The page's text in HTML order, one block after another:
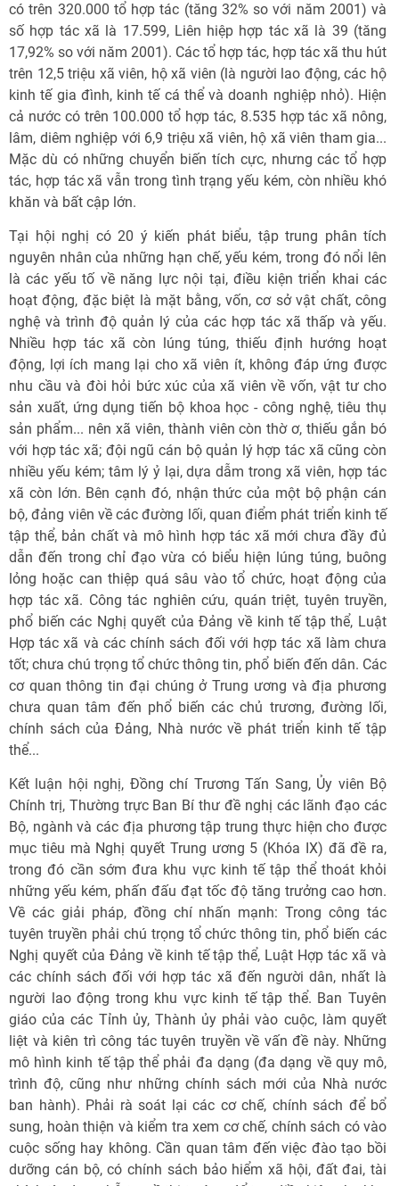
có trên 320.000 tổ hợp tác (tăng 32% so với năm 2001) và
số hợp tác xã là 17.599, Liên hiệp hợp tác xã là 39 (tăng
17,92% so với năm 2001). Các tổ hợp tác, hợp tác xã thu hút
trên 12,5 triệu xã viên, hộ xã viên (là người lao động, các hộ
kinh tế gia đình, kinh tế cá thể và doanh nghiệp nhỏ). Hiện
cả nước có trên 100.000 tổ hợp tác, 8.535 hợp tác xã nông,
lâm, diêm nghiệp với 6,9 triệu xã viên, hộ xã viên tham gia...
Mặc dù có những chuyển biến tích cực, nhưng các tổ hợp
tác, hợp tác xã vẫn trong tình trạng yếu kém, còn nhiều khó
khăn và bất cập lớn.
Tại hội nghị có 20 ý kiến phát biểu, tập trung phân tích
nguyên nhân của những hạn chế, yếu kém, trong đó nổi lên
là các yếu tố về năng lực nội tại, điều kiện triển khai các
hoạt động, đặc biệt là mặt bằng, vốn, cơ sở vật chất, công
nghệ và trình độ quản lý của các hợp tác xã thấp và yếu.
Nhiều hợp tác xã còn lúng túng, thiếu định hướng hoạt
động, lợi ích mang lại cho xã viên ít, không đáp ứng được
nhu cầu và đòi hỏi bức xúc của xã viên về vốn, vật tư cho
sản xuất, ứng dụng tiến bộ khoa học - công nghệ, tiêu thụ
sản phẩm... nên xã viên, thành viên còn thờ ơ, thiếu gắn bó
với hợp tác xã; đội ngũ cán bộ quản lý hợp tác xã cũng còn
nhiều yếu kém; tâm lý ỷ lại, dựa dẫm trong xã viên, hợp tác
xã còn lớn. Bên cạnh đó, nhận thức của một bộ phận cán
bộ, đảng viên về các đường lối, quan điểm phát triển kinh tế
tập thể, bản chất và mô hình hợp tác xã mới chưa đầy đủ
dẫn đến trong chỉ đạo vừa có biểu hiện lúng túng, buông
lỏng hoặc can thiệp quá sâu vào tổ chức, hoạt động của
hợp tác xã. Công tác nghiên cứu, quán triệt, tuyên truyền,
phổ biến các Nghị quyết của Đảng về kinh tế tập thể, Luật
Hợp tác xã và các chính sách đối với hợp tác xã làm chưa
tốt; chưa chú trọng tổ chức thông tin, phổ biến đến dân. Các
cơ quan thông tin đại chúng ở Trung ương và địa phương
chưa quan tâm đến phổ biến các chủ trương, đường lối,
chính sách của Đảng, Nhà nước về phát triển kinh tế tập
thể...
Kết luận hội nghị, Đồng chí Trương Tấn Sang, Ủy viên Bộ
Chính trị, Thường trực Ban Bí thư đề nghị các lãnh đạo các
Bộ, ngành và các địa phương tập trung thực hiện cho được
mục tiêu mà Nghị quyết Trung ương 5 (Khóa IX) đã đề ra,
trong đó cần sớm đưa khu vực kinh tế tập thể thoát khỏi
những yếu kém, phấn đấu đạt tốc độ tăng trưởng cao hơn.
Về các giải pháp, đồng chí nhấn mạnh: Trong công tác
tuyên truyền phải chú trọng tổ chức thông tin, phổ biến các
Nghị quyết của Đảng về kinh tế tập thể, Luật Hợp tác xã và
các chính sách đối với hợp tác xã đến người dân, nhất là
người lao động trong khu vực kinh tế tập thể. Ban Tuyên
giáo của các Tỉnh ủy, Thành ủy phải vào cuộc, làm quyết
liệt và kiên trì công tác tuyên truyền về vấn đề này. Những
mô hình kinh tế tập thể phải đa dạng (đa dạng về quy mô,
trình độ, cũng như những chính sách mới của Nhà nước
ban hành). Phải rà soát lại các cơ chế, chính sách để bổ
sung, hoàn thiện và kiểm tra xem cơ chế, chính sách có vào
cuộc sống hay không. Cần quan tâm đến việc đào tạo bồi
dưỡng cán bộ, có chính sách bảo hiểm xã hội, đất đai, tài